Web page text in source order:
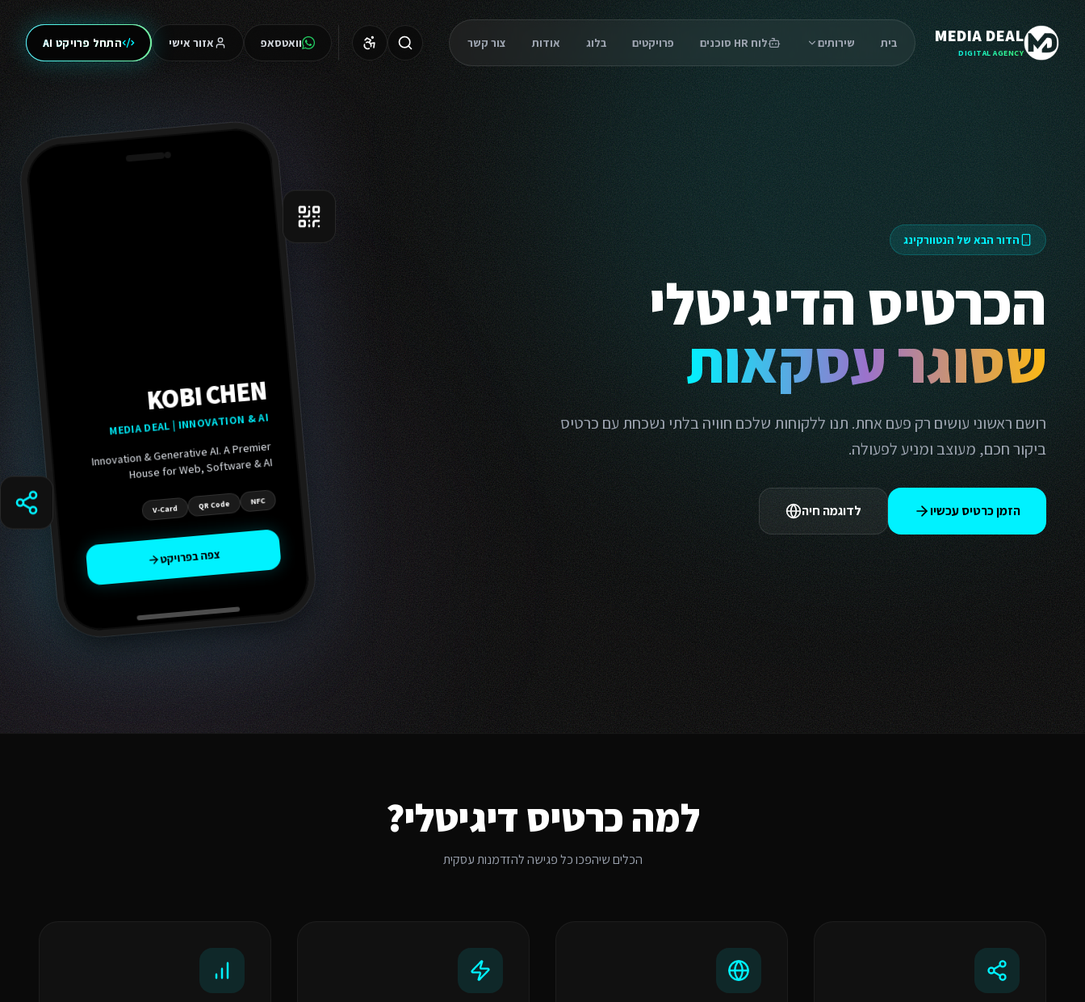
MEDIA DEAL
DIGITAL AGENCY
בית שירותים לוח HR סוכנים פרויקטים בלוג אודות צור קשר וואטסאפ אזור אישי התחל פרויקט AI
הדור הבא של הנטוורקינג
הכרטיס הדיגיטלי
שסוגר עסקאות
רושם ראשוני עושים רק פעם אחת. תנו ללקוחות שלכם חוויה בלתי נשכחת עם כרטיס
ביקור חכם, מעוצב ומניע לפעולה.
הזמן כרטיס עכשיו לדוגמה חיה
KOBI CHEN
MEDIA DEAL | INNOVATION & AI
Innovation & Generative AI. A Premier
House for Web, Software & AI
NFC
QR Code
V-Card
צפה בפרויקט
למה כרטיס דיגיטלי?
הכלים שיהפכו כל פגישה להזדמנות עסקית